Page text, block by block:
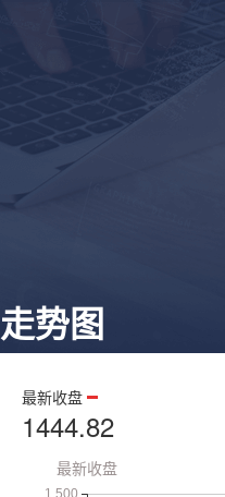
走势图
最新收盘
1444.82